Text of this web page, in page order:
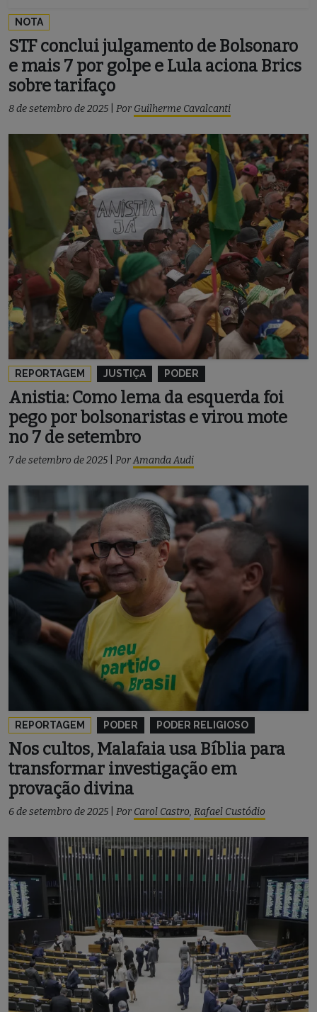
NOTA
STF conclui julgamento de Bolsonaro
e mais 7 por golpe e Lula aciona Brics
sobre tarifaço
8 de setembro de 2025 Por Guilherme Cavalcanti
REPORTAGEM JUSTIÇA PODER
Anistia: Como lema da esquerda foi
pego por bolsonaristas e virou mote
no 7 de setembro
7 de setembro de 2025 PorAmanda Audi
REPORTAGEM PODER PODER RELIGIOSO
Nos cultos, Malafaia usa Bíblia para
transformar investigação em
provação divina
6 de setembro de 2025 Por Carol Castro, Rafael Custódio